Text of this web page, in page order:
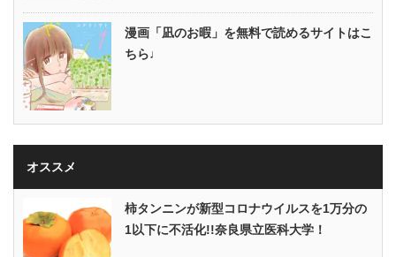
漫画「凪のお暇」を無料で読めるサイトはこ
ちら♩
オススメ
柿タンニンが新型コロナウイルスを1万分の
1以下に不活化!!奈良県立医科大学！